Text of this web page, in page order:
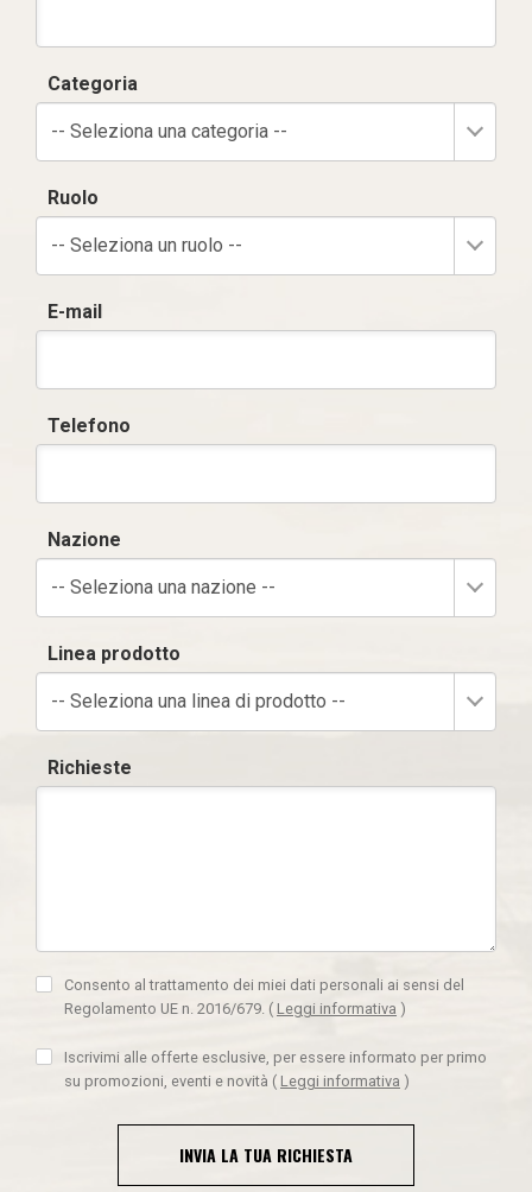
Categoria
-- Seleziona una categoria --
Ruolo
-- Seleziona un ruolo --
E-mail
Telefono
Nazione
-- Seleziona una nazione --
Linea prodotto
-- Seleziona una linea di prodotto --
Richieste
Consento al trattamento dei miei dati personali ai sensi del
Regolamento UE n. 2016/679. ( Leggi informativa )
Iscrivimi alle offerte esclusive, per essere informato per primo
su promozioni, eventi e novità ( Leggi informativa )
INVIA LA TUA RICHIESTA